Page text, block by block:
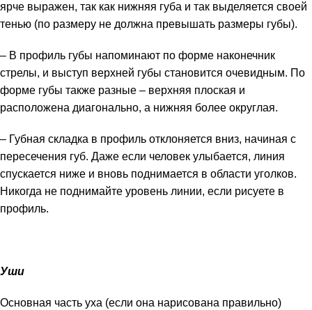
ярче выражен, так как нижняя губа и так выделяется своей
тенью (по размеру не должна превышать размеры губы).
– В профиль губы напоминают по форме наконечник
стрелы, и выступ верхней губы становится очевидным. По
форме губы также разные – верхняя плоская и
расположена диагонально, а нижняя более округлая.
– Губная складка в профиль отклоняется вниз, начиная с
пересечения губ. Даже если человек улыбается, линия
спускается ниже и вновь поднимается в области уголков.
Никогда не поднимайте уровень линии, если рисуете в
профиль.
Уши
Основная часть уха (если она нарисована правильно)